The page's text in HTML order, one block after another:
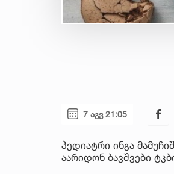
7 აგვ 21:05
პედიატრი ინგა
აარიდონ ბავშვები